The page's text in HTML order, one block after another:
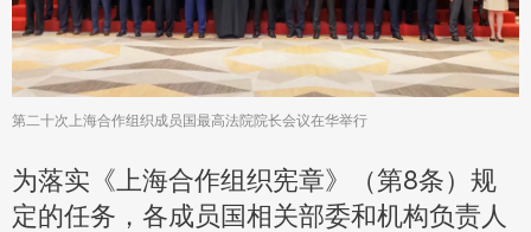
第二十次上海合作组织成员国最高法院院长会议在华举行
为落实《上海合作组织宪章》（第8条）规
定的任务，各成员国相关部委和机构负责人